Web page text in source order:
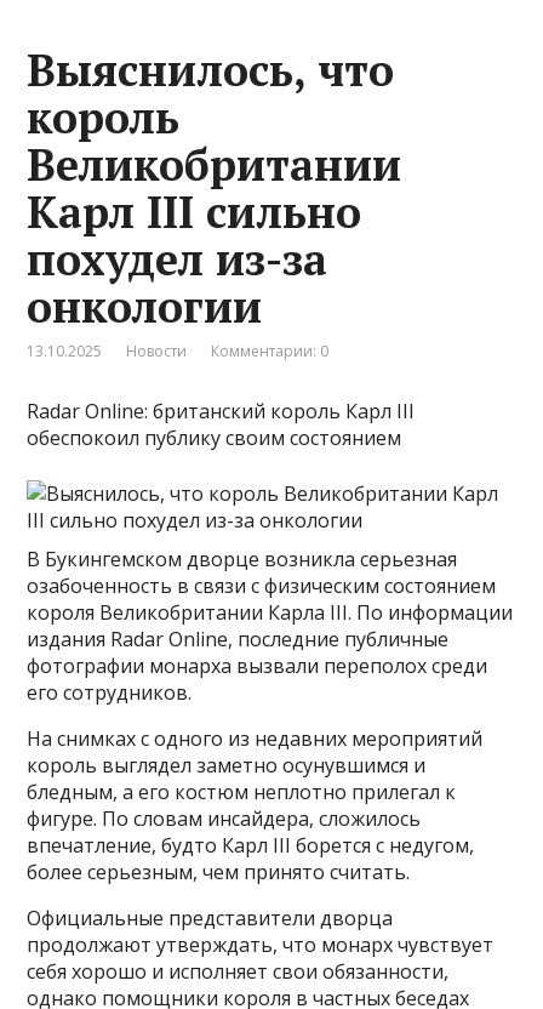
Выяснилось, что
король
Великобритании
Карл III сильно
похудел из-за
онкологии
13.10.2025 Новости Комментарии: 0
Radar Online: британский король Карл III
обеспокоил публику своим состоянием
В Букингемском дворце возникла серьезная
озабоченность в связи с физическим состоянием
короля Великобритании Карла III. По информации
издания Radar Online, последние публичные
фотографии монарха вызвали переполох среди
его сотрудников.
На снимках с одного из недавних мероприятий
король выглядел заметно осунувшимся и
бледным, а его костюм неплотно прилегал к
фигуре. По словам инсайдера, сложилось
впечатление, будто Карл III борется с недугом,
более серьезным, чем принято считать.
Официальные представители дворца
продолжают утверждать, что монарх чувствует
себя хорошо и исполняет свои обязанности,
однако помощники короля в частных беседах